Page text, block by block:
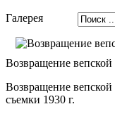
Галерея
Возвращение
Возвращение
съемки 1930 г.